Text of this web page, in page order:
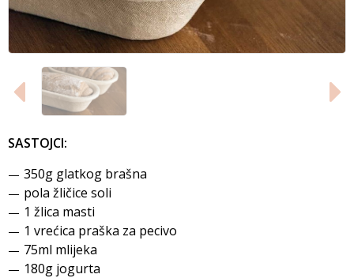
SASTOJCI:
350g glatkog brašna
pola žličice soli
1 žlica masti
1 vrećica praška za pecivo
75ml mlijeka
180g jogurta